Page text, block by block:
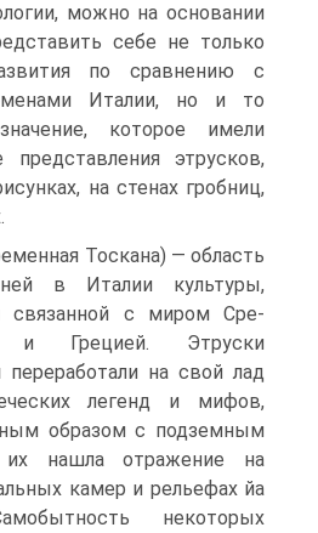
можно на основании
себе не только
по срав­нению с
Италии, но и то
которое имели
представления этрусков,
на стенах гробниц,
Тоскана) — область
в Италии культуры,
связанной с миром Сре­
и Грецией. Этруски
переработали на свой лад
легенд и мифов,
образом с подземным
нашла отраже­ние на
камер и рельефах йа
некоторых